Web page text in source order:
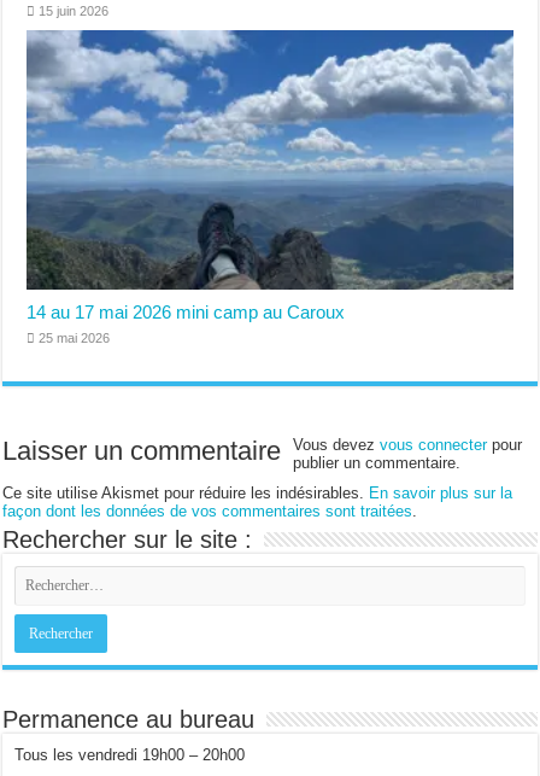
15 juin 2026
14 au 17 mai 2026 mini camp au Caroux
25 mai 2026
Laisser un commentaire Vous devezvous connecterpour
publier un commentaire.
Ce site utilise Akismet pour réduire les indésirables.
En savoir plus sur la
façon dont les données de vos commentaires sont traitées
Rechercher sur le site :
Permanence au bureau
Tous les vendredi 19h00 – 20h00